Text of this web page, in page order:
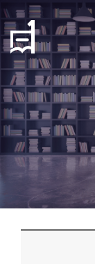
학
도
협
소
개
지
사